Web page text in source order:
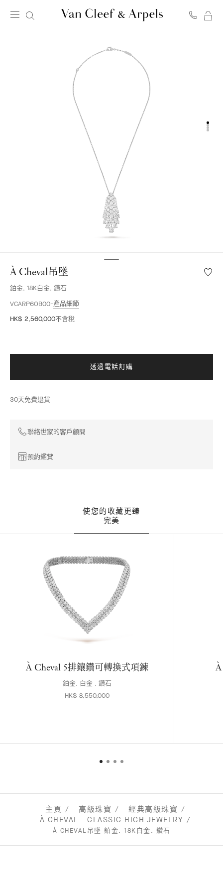
&
Arpels
À Cheval吊墜
鉑金, 18K白金, 鑽石
願
VCARP6OB00 產品細節
HK$ 2,560,000不含稅
透過電話訂購
30天免費退貨
聯絡世家的客戶顧問
預約鑑賞
使您的收藏更臻
完美
À Cheval 5排鑲鑽可轉換式項鍊
鉑金, 白金 , 鑽石
HK$ 8,550,000
主頁 高級珠寶
經典高級珠寶
À CHEVAL - CLASSIC HIGH JEWELRY
À CHEVAL吊墜 鉑金, 18K白金, 鑽石